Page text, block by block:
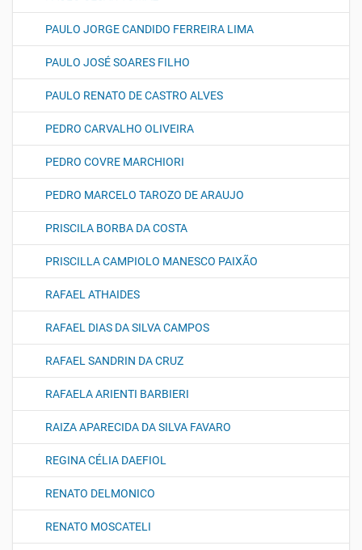
PAULO JORGE CANDIDO FERREIRA LIMA
PAULO JOSÉ SOARES FILHO
PAULO RENATO DE CASTRO ALVES
PEDRO CARVALHO OLIVEIRA
PEDRO COVRE MARCHIORI
PEDRO MARCELO TAROZO DE ARAUJO
PRISCILA BORBA DA COSTA
PRISCILLA CAMPIOLO MANESCO PAIXÃO
RAFAEL ATHAIDES
RAFAEL DIAS DA SILVA CAMPOS
RAFAEL SANDRIN DA CRUZ
RAFAELA ARIENTI BARBIERI
RAIZA APARECIDA DA SILVA FAVARO
REGINA CÉLIA DAEFIOL
RENATO DELMONICO
RENATO MOSCATELI